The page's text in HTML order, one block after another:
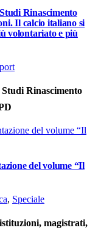
Rinascimento
Il calcio italiano si
volontariato e più
Rinascimento
del volume “Il
, Speciale
magistrati,